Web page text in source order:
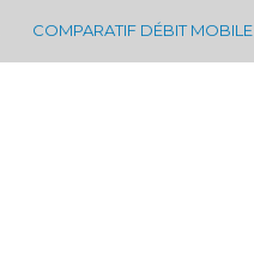
COMPARATIF DÉBIT MOBILE